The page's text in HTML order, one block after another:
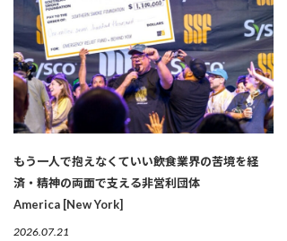
もう一人で抱えなくていい――飲食業界の苦境を経
済・精神の両面で支える非営利団体
America [New York]
2026.07.21